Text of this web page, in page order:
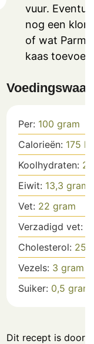
vuur.
nog een
of wat
kaas
Per: 100 gram
Calorieën: 175
Koolhydraten: 20
Eiwit: 13,3 gram
Vet: 22 gram
Verzadigd vet:
Cholesterol: 25
Vezels: 3 gram
Suiker: 0,5 gram
Dit recept is door